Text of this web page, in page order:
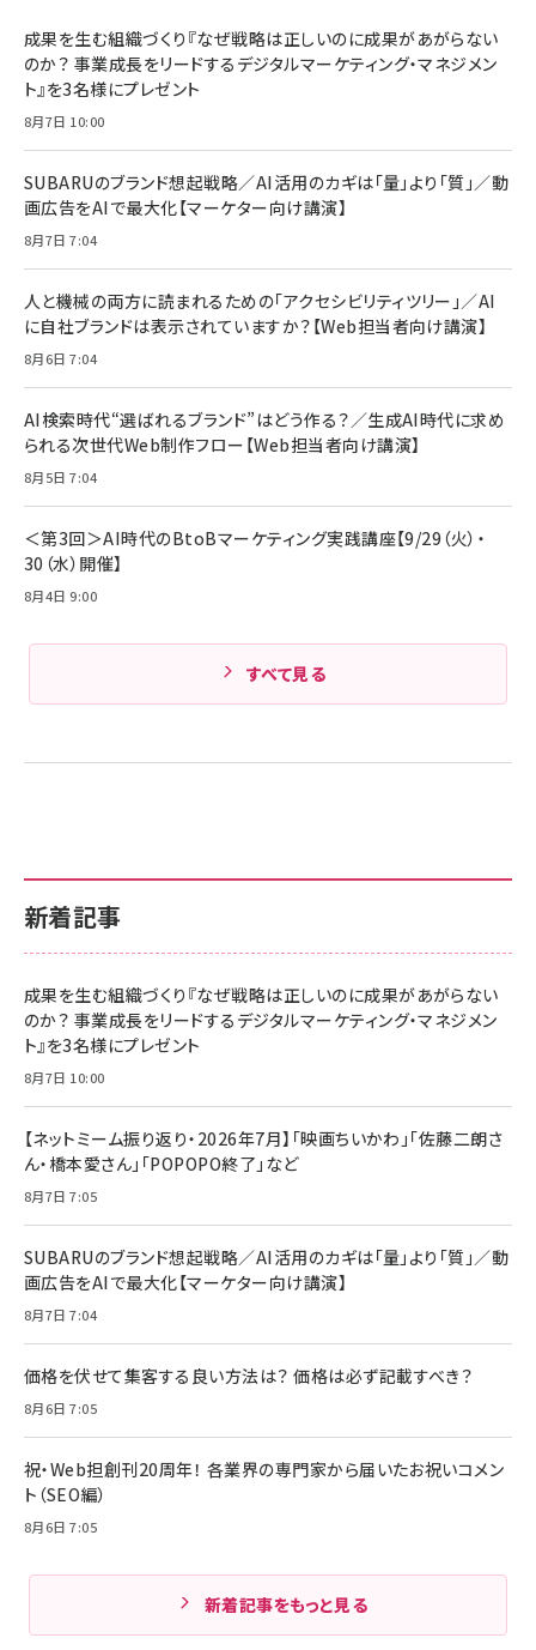
￥1,100
anan(アンアン)2026/07/08号 No.2502[2026
￥880
ママ投資家が育休中に１億貯めた株式投資
組織の成果を最大化する ルールのデザイン
￥1,980
Amazonランキングをもっと見る
すい ガイド枠付き いPhone17 (6.3インチ) 対応
2枚セット DSP25F1698
￥1,599
￥6,980
全ワイヤレスイヤホン/アクティブノイズキャンセリ
技術基準適合】ブラック
￥5,990
ケーブル Anker絡まないケーブル 240W 結束バン
ド付き USB PD対応 シリコン素材採用 iPhone
17 / 16 / 15 / Galaxy iPad Pro MacBook
Pro/Air 各種対応 (1.8m ミッドナイトブラック)
￥1,890
￥5,000
Anker PowerLine III Flow USB-C & USB-C
Pro/Air 各種対応 (1.8m ミッドナイトブラック)
￥1,890
サッポロ 生ビール 黒ラベル 350ml 缶 24本 ビー
ル ケース買い【6/30応募〆切! 黒ラベルビヤセラー
￥4,857
新着記事
成果を生む組織づくり『なぜ戦略は正しいのに成果があがらない
のか？ 事業成長をリードするデジタルマーケティング・マネジメン
ト』を3名様にプレゼント
8月7日 10:00
【ネットミーム振り返り・2026年7月】「映画ちいかわ」「佐藤二朗さ
ん・橋本愛さん」「POPOPO終了」など
8月7日 7:05
SUBARUのブランド想起戦略／AI活用のカギは「量」より「質」／動
画広告をAIで最大化【マーケター向け講演】
8月7日 7:04
価格を伏せて集客する良い方法は？ 価格は必ず記載すべき？
8月6日 7:05
祝・Web担創刊20周年！ 各業界の専門家から届いたお祝いコメン
ト（SEO編）
8月6日 7:05
新着記事をもっと見る
成果を生む組織づくり『なぜ戦略は正しいのに成果があがらない
のか？ 事業成長をリードするデジタルマーケティング・マネジメン
ト』を3名様にプレゼント
8月7日 10:00
SUBARUのブランド想起戦略／AI活用のカギは「量」より「質」／動
画広告をAIで最大化【マーケター向け講演】
8月7日 7:04
人と機械の両方に読まれるための「アクセシビリティツリー」／AI
に自社ブランドは表示されていますか？【Web担当者向け講演】
8月6日 7:04
AI検索時代“選ばれるブランド”はどう作る？／生成AI時代に求め
られる次世代Web制作フロー【Web担当者向け講演】
8月5日 7:04
＜第3回＞AI時代のBtoBマーケティング実践講座【9/29（火）・
30（水）開催】
8月4日 9:00
すべて見る